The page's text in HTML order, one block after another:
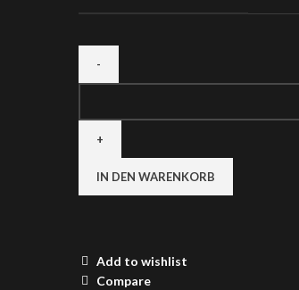
IN DEN WARENKORB
Add to wishlist
Compare